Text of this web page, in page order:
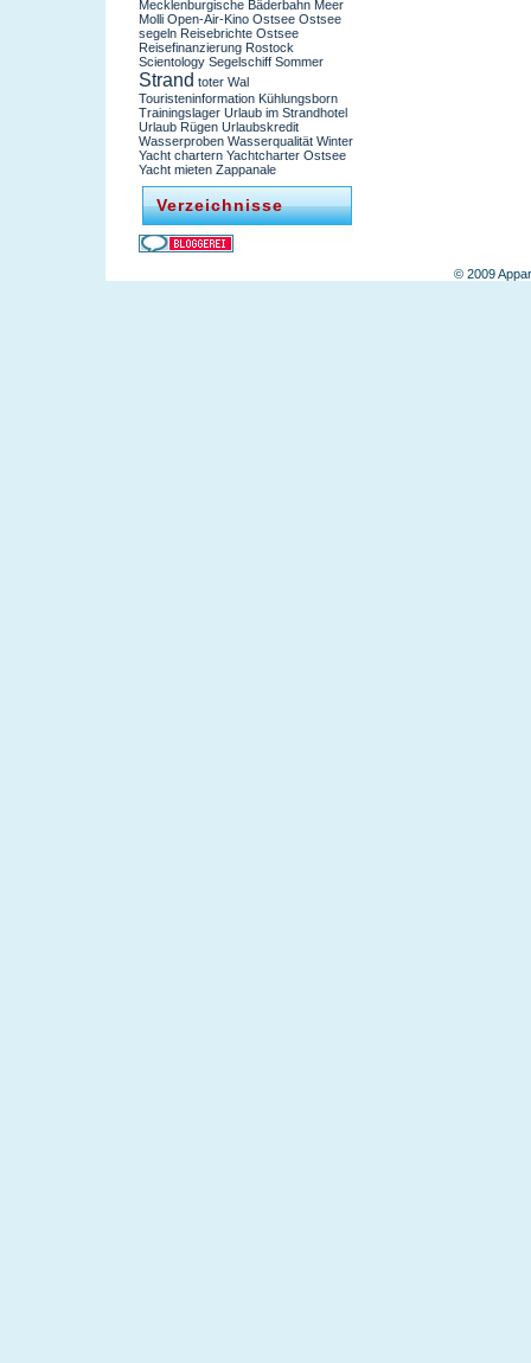
Mecklenburgische Bäderbahn Meer
Molli Open-Air-Kino Ostsee Ostsee
segeln Reisebrichte Ostsee
Reisefinanzierung Rostock
Scientology Segelschiff Sommer
Strand toter Wal
Touristeninformation Kühlungsborn
Trainingslager Urlaub im Strandhotel
Urlaub Rügen Urlaubskredit
Wasserproben Wasserqualität Winter
Yacht chartern Yachtcharter Ostsee
Yacht mieten Zappanale
Verzeichnisse
© 2009